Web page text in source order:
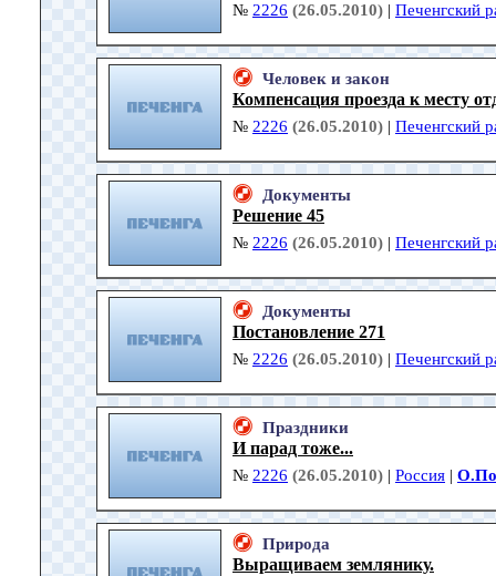
№ 2226 (26.05.2010) | Печенгский
Человек и закон
Компенсация проезда к месту
№ 2226 (26.05.2010) | Печенгский
Документы
Решение 45
№ 2226 (26.05.2010) | Печенгский
Документы
Постановление 271
№ 2226 (26.05.2010) | Печенгский
Праздники
И парад тоже...
№ 2226 (26.05.2010) | Россия |
Природа
Выращиваем землянику.